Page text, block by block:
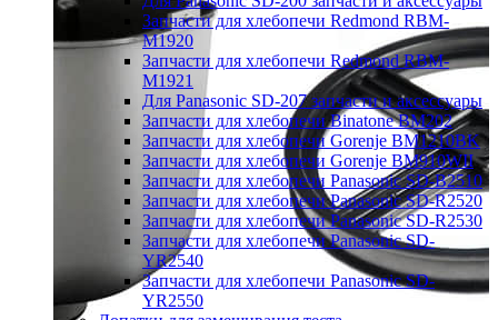
Запчасти для хлебопечи Redmond RBM-
M1920
Запчасти для хлебопечи Redmond RBM-
M1921
Для Panasonic SD-207 запчасти и аксессуары
Запчасти для хлебопечи Binatone BM202
Запчасти для хлебопечи Gorenje BM1210BK
Запчасти для хлебопечи Gorenje BM910WII
Запчасти для хлебопечи Panasonic SD-B2510
Запчасти для хлебопечи Panasonic SD-R2520
Запчасти для хлебопечи Panasonic SD-R2530
Запчасти для хлебопечи Panasonic SD-
YR2540
Запчасти для хлебопечи Panasonic SD-
YR2550